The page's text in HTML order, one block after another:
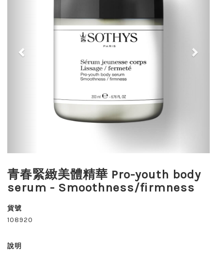
青春緊緻美體精華 Pro-youth body
serum - Smoothness/firmness
貨號
108920
說明